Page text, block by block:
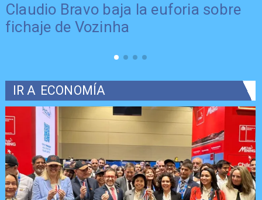
Claudio Bravo baja la euforia sobre
fichaje de Vozinha
IR A ECONOMÍA